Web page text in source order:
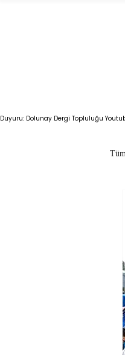
Duyuru: Dolunay Dergi Topluluğu